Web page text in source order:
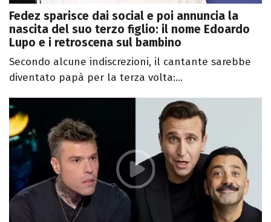
Fedez sparisce dai social e poi annuncia la
nascita del suo terzo figlio: il nome Edoardo
Lupo e i retroscena sul bambino
Secondo alcune indiscrezioni, il cantante sarebbe
diventato papà per la terza volta:...